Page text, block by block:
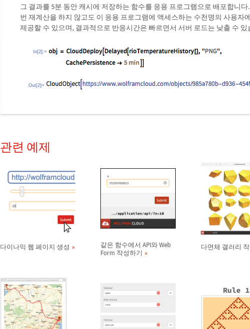
그 결과를 5분 동안 캐시에 저장하는 함수를 응용 프로그램으로 배포합니
번 재계산을 하지 않고도 이 응용 프로그램에 액세스하는 수천명의 사용자
제공할 수 있으며, 결과적으로 반응시간은 빠르면서 서버 로드는 낮출 수 있
In[2]:=
Out[2]=
관련 예제
다이나믹 웹 페이지 생성
같은 함수에서 API와 Web
Form 작성하기
다면체 갤러리